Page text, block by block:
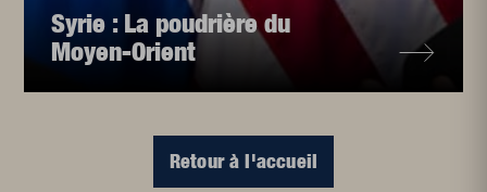
Syrie : La poudrière du
Moyen-Orient
Retour à l'accueil